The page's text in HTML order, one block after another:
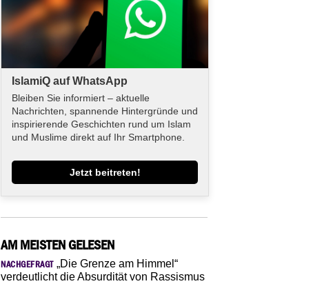
IslamiQ auf WhatsApp
Bleiben Sie informiert – aktuelle
Nachrichten, spannende Hintergründe und
inspirierende Geschichten rund um Islam
und Muslime direkt auf Ihr Smartphone.
Jetzt beitreten!
AM MEISTEN GELESEN
NACHGEFRAGT„Die Grenze am Himmel“
verdeutlicht die Absurdität von Rassismus